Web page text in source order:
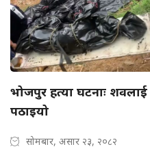
भोजपुर हत्या घटनाः शवलाई
पठाइयो
सोमबार, असार २३, २०८२